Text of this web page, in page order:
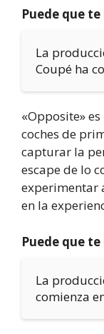
Puede que
La
Coupé ha
«Opposite»
coches de
capturar la
escape de lo
experimentar
en la
Puede que
La
comienza